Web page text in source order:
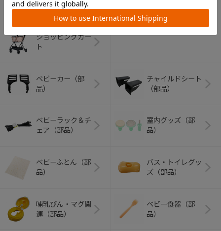
（ヘルメット）
ショッピングカー
ト
ベビーカー（部
品）
チャイルドシート
（部品）
ベビーラック＆チ
ェア（部品）
室内グッズ（部
品）
ベビーふとん（部
品）
バス・トイレグッ
ズ（部品）
哺乳びん・マグ関
連（部品）
ベビー食器（部
品）